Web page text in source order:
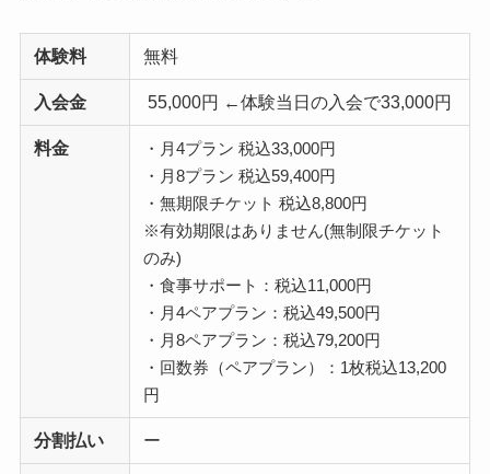
体験料 無料
入会金 55,000円 ←体験当日の入会で33,000円
料金
・月4プラン 税込33,000円
・月8プラン 税込59,400円
・無期限チケット 税込8,800円
※有効期限はありません(無制限チケット
のみ)
・食事サポート：税込11,000円
・月4ペアプラン：税込49,500円
・月8ペアプラン：税込79,200円
・回数券（ペアプラン）：1枚税込13,200
円
分割払い ー